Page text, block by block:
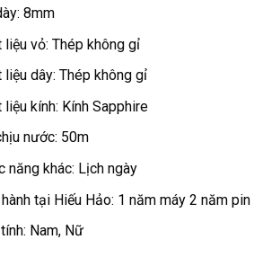
8mm
liệu vỏ: Thép không gỉ
liệu dây: Thép không gỉ
liệu kính: Kính Sapphire
nước: 50m
năng khác: Lịch ngày
tại Hiếu Hảo: 1 năm máy 2 năm pin
Nam, Nữ